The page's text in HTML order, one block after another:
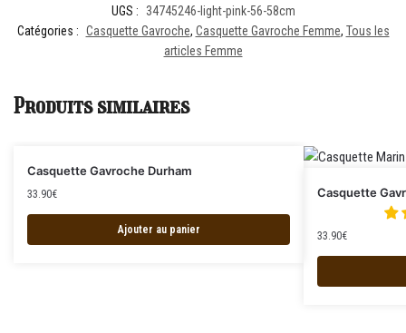
UGS :
34745246-light-pink-56-58cm
Catégories : Casquette Gavroche, Casquette Gavroche Femme, Tous les
articles Femme
Produits similaires
Casquette Gavroche Durham
33.90€
Ajouter au panier
Casquette
33.90€